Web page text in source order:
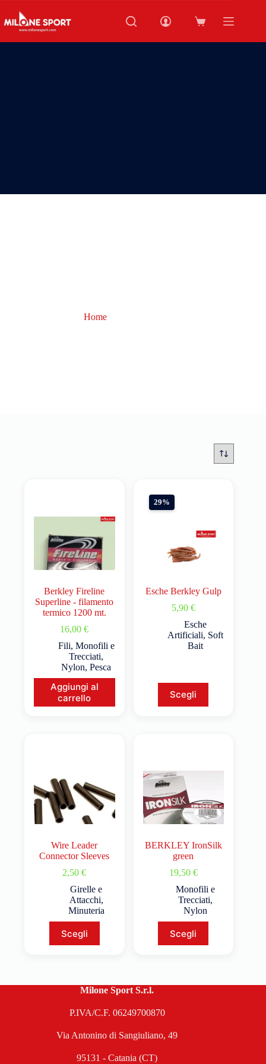
Home
Berkley Fireline
Superline - filamento
termico 1200 mt.
16,00€
Fili, Monofili e
Trecciati,
Nylon,Pesca
Aggiungi al
carrello
29%
Esche Berkley Gulp
5,90 €
Esche
Artificiali, Soft
Bait
Scegli
Wire Leader
Connector Sleeves
2,50€
Girelle e
Attacchi,
Minuteria
Scegli
BERKLEY IronSilk
green
19,50 €
Monofili e
Trecciati,
Nylon
Scegli
Milone Sport S.r.l.
P.IVA/C.F. 06249700870
Via Antonino di Sangiuliano, 49
95131 - Catania (CT)